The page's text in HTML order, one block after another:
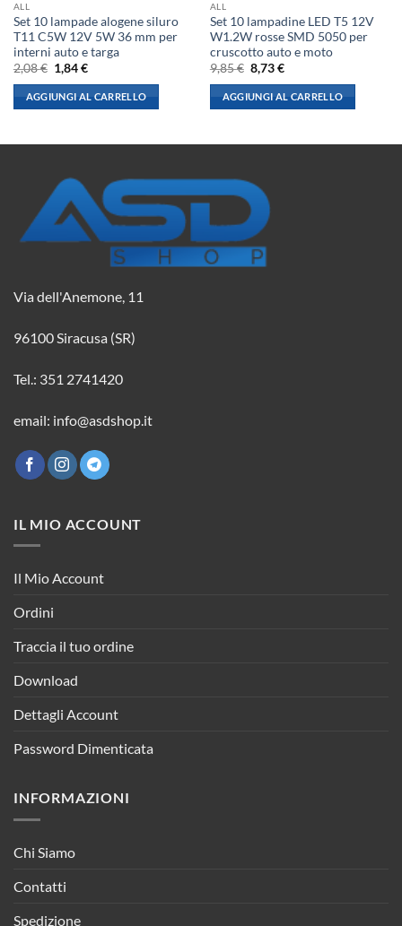
ALL
Set 10 lampade alogene siluro
T11 C5W 12V 5W 36 mm per
interni auto e targa
2,08€ Il
prezzo
originale
era:
2,08 €.
1,84€Il
attuale
è:
1,84 €.
AGGIUNGI AL CARRELLO
ALL
Set 10 lampadine LED T5 12V
W1.2W rosse SMD 5050 per
cruscotto auto e moto
9,85€ Il
prezzo
originale
era:
9,85 €.
8,73€Il
attuale
è:
8,73 €.
AGGIUNGI AL CARRELLO
Via dell'Anemone, 11
96100 Siracusa (SR)
Tel.: 351 2741420
email: info@asdshop.it
IL MIO ACCOUNT
Il Mio Account
Ordini
Traccia il tuo ordine
Download
Dettagli Account
Password Dimenticata
INFORMAZIONI
Chi Siamo
Contatti
Spedizione